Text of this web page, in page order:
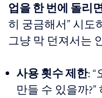
업을 한 번에 돌리
히 궁금해서” 시도
그냥 막 던져서는
사용 횟수 제한:
만들 수 있을까